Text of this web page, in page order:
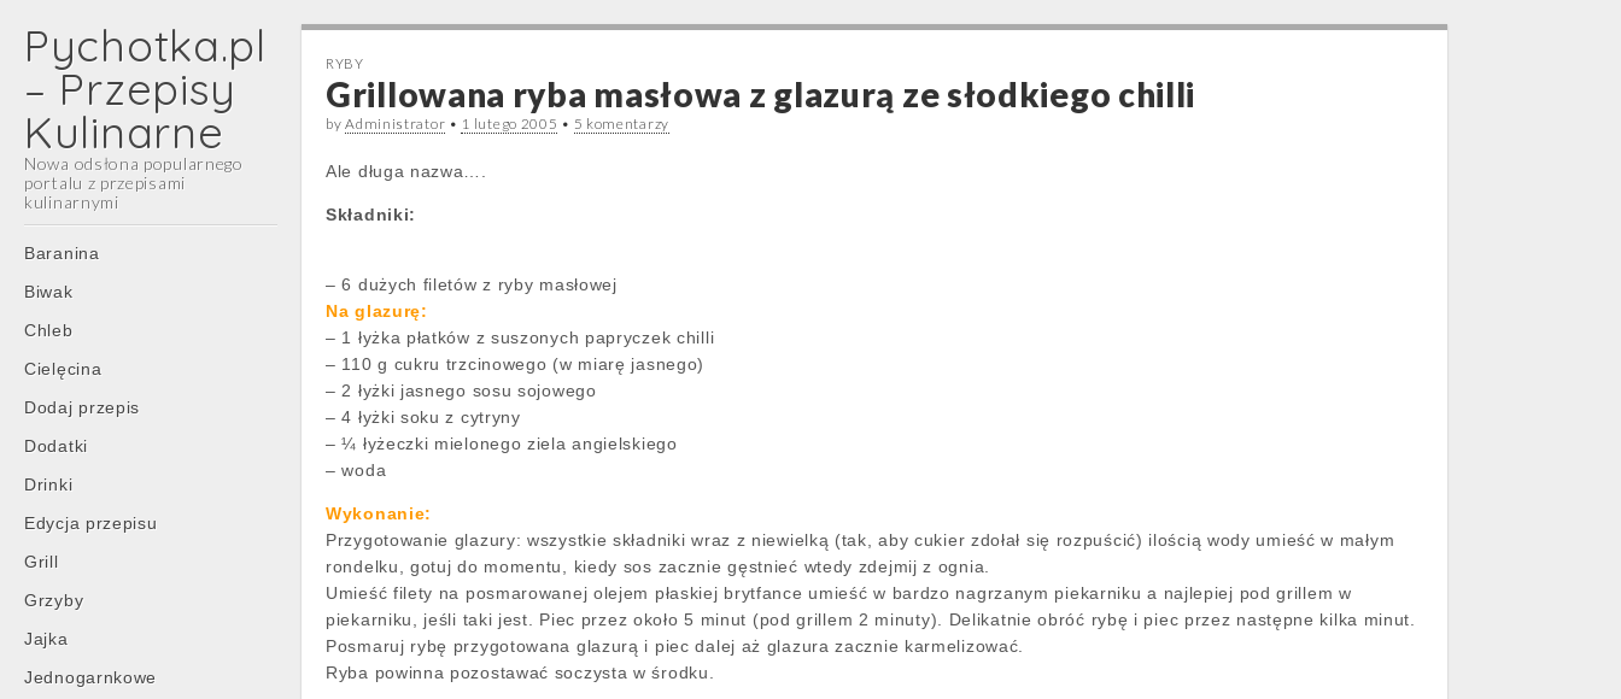
Pychotka.pl
– Przepisy
Kulinarne
Nowa odsłona popularnego
portalu z przepisami
kulinarnymi
Main
menu
Skip
content
Baranina
Biwak
Chleb
Cielęcina
Dodaj przepis
Dodatki
Drinki
Edycja przepisu
Grill
Grzyby
Jajka
Jednogarnkowe
RYBY
Grillowana ryba masłowa z glazurą ze słodkiego chilli
byAdministrator • 1 lutego 2005 • 5 komentarzy
Ale długa nazwa….
Składniki:
– 6 dużych filetów z ryby masłowej
Na glazurę:
– 1 łyżka płatków z suszonych papryczek chilli
– 110 g cukru trzcinowego (w miarę jasnego)
– 2 łyżki jasnego sosu sojowego
– 4 łyżki soku z cytryny
– ¼ łyżeczki mielonego ziela angielskiego
– woda
Wykonanie:
Przygotowanie glazury: wszystkie składniki wraz z niewielką (tak, aby cukier zdołał się rozpuścić) ilością wody umieść w małym
rondelku, gotuj do momentu, kiedy sos zacznie gęstnieć wtedy zdejmij z ognia.
Umieść filety na posmarowanej olejem płaskiej brytfance umieść w bardzo nagrzanym piekarniku a najlepiej pod grillem w
piekarniku, jeśli taki jest. Piec przez około 5 minut (pod grillem 2 minuty). Delikatnie obróć rybę i piec przez następne kilka minut.
Posmaruj rybę przygotowana glazurą i piec dalej aż glazura zacznie karmelizować.
Ryba powinna pozostawać soczysta w środku.